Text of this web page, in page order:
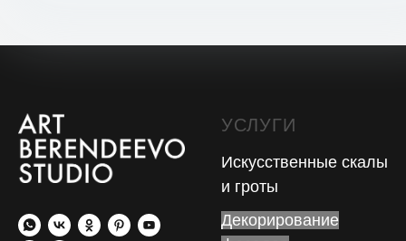
УСЛУГИ
Искусственные скалы
и гроты
Декорирование